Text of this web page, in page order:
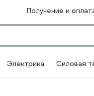
Получение и
Электрика Силовая